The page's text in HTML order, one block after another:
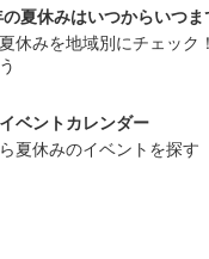
夏休みはいつからいつま
休みを地域別にチェック
ベントカレンダー
夏休みのイベントを探す